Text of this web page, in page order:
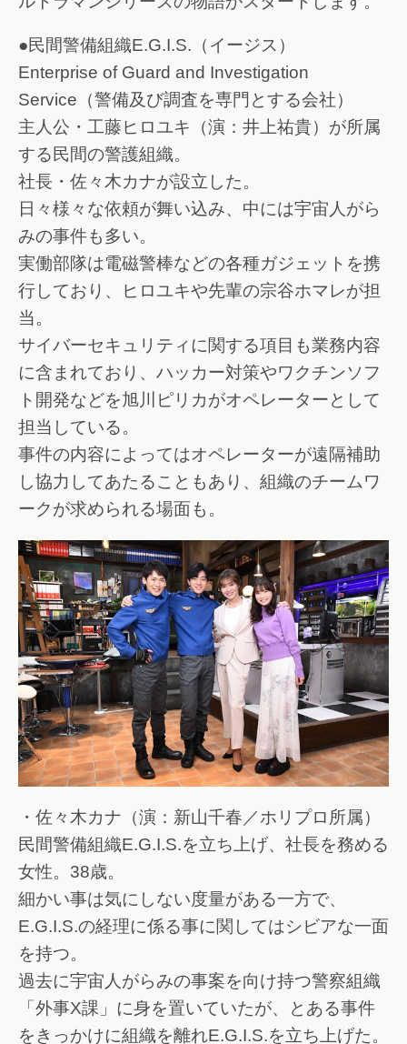
●民間警備組織E.G.I.S.（イージス）
Enterprise of Guard and Investigation
Service（警備及び調査を専門とする会社）
主人公・工藤ヒロユキ（演：井上祐貴）が所属
する民間の警護組織。
社長・佐々木カナが設立した。
日々様々な依頼が舞い込み、中には宇宙人がら
みの事件も多い。
実働部隊は電磁警棒などの各種ガジェットを携
行しており、ヒロユキや先輩の宗谷ホマレが担
当。
サイバーセキュリティに関する項目も業務内容
に含まれており、ハッカー対策やワクチンソフ
ト開発などを旭川ピリカがオペレーターとして
担当している。
事件の内容によってはオペレーターが遠隔補助
し協力してあたることもあり、組織のチームワ
ークが求められる場面も。
・佐々木カナ（演：新山千春／ホリプロ所属）
民間警備組織E.G.I.S.を立ち上げ、社長を務める
女性。38歳。
細かい事は気にしない度量がある一方で、
E.G.I.S.の経理に係る事に関してはシビアな一面
を持つ。
過去に宇宙人がらみの事案を向け持つ警察組織
「外事X課」に身を置いていたが、とある事件
をきっかけに組織を離れE.G.I.S.を立ち上げた。